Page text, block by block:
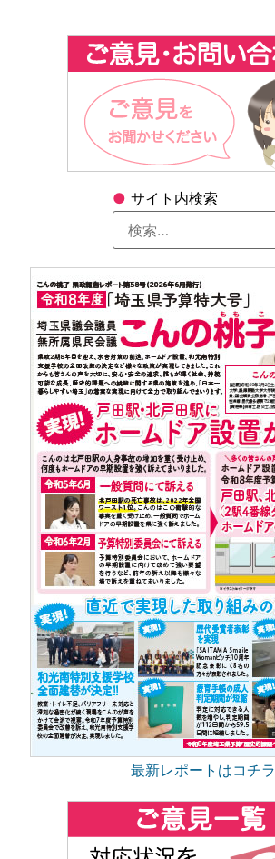
● サイト内検索
最新レポートはコチラ